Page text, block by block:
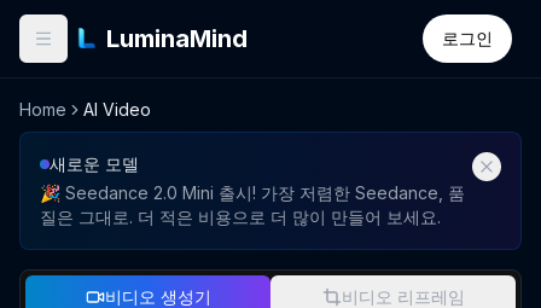
LuminaMind 로그인
Home AI Video
새로운 모델
🎉 Seedance 2.0 Mini 출시! 가장 저렴한 Seedance, 품
질은 그대로. 더 적은 비용으로 더 많이 만들어 보세요.
비디오 생성기 비디오 리프레임